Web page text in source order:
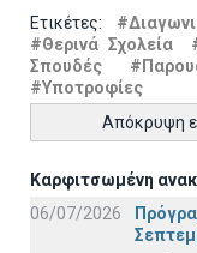
Ετικέτες:
#Θερινά Σχολεία
Σπουδές
#Υποτροφίες
Απόκρυψη
Καρφιτσωμένη
06/07/2026